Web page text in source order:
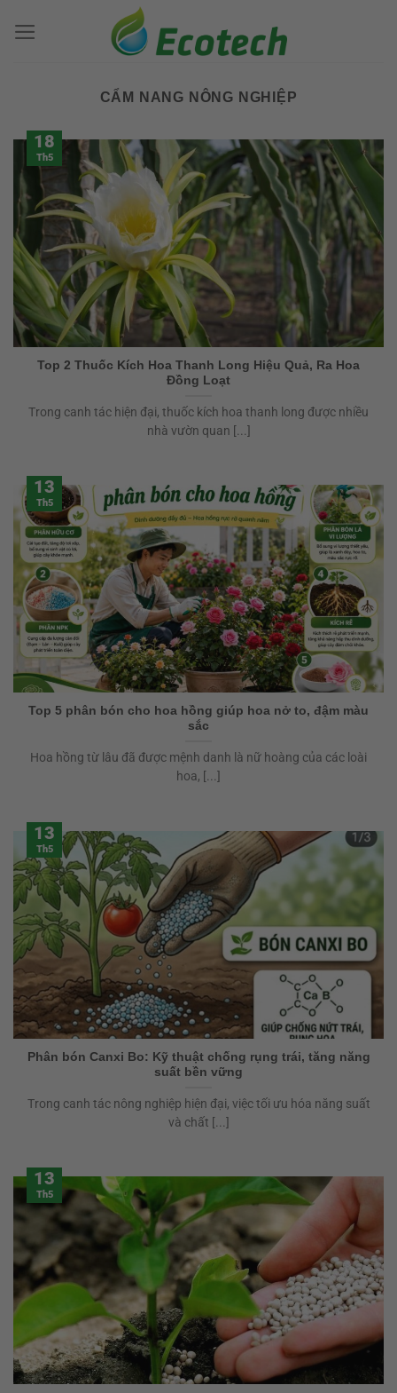
qua
CẨM NANG NÔNG NGHIỆP
Top 2 Thuốc Kích Hoa Thanh Long Hiệu Quả, Ra Hoa
Đồng Loạt
Trong canh tác hiện đại, thuốc kích hoa thanh long được nhiều
nhà vườn quan [...]
18
Th5
Top 5 phân bón cho hoa hồng giúp hoa nở to, đậm màu
sắc
Hoa hồng từ lâu đã được mệnh danh là nữ hoàng của các loài
hoa, [...]
13
Th5
Phân bón Canxi Bo: Kỹ thuật chống rụng trái, tăng năng
suất bền vững
Trong canh tác nông nghiệp hiện đại, việc tối ưu hóa năng suất
và chất [...]
13
Th5
13
Th5